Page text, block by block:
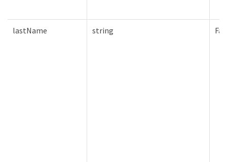
lastName string